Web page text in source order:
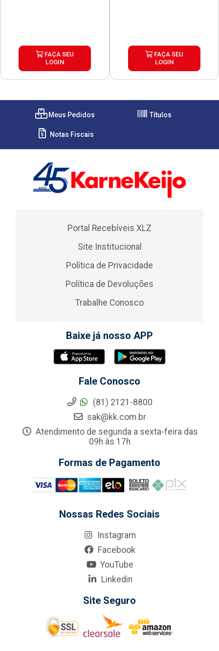
FAÇA SEU
LOGIN
FAÇA SEU
LOGIN
Meus Pedidos Títulos
Notas Fiscais
Portal Recebíveis XLZ
Site Institucional
Política de Privacidade
Política de Devoluções
Trabalhe Conosco
Baixe já nosso APP
Fale Conosco
(81) 2121-8800
sak@kk.com.br
Atendimento de segunda a sexta-feira das
09h às 17h
Formas de Pagamento
Nossas Redes Sociais
Instagram
Facebook
YouTube
Linkedin
Site Seguro